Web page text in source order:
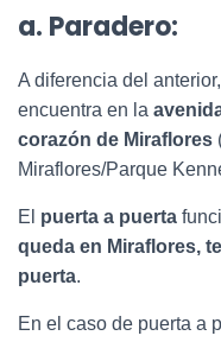
a. Paradero:
A diferencia del
encuentra en la
corazón de Miraflores
Miraflores/Parque
El puerta a puerta
queda en Miraflores,
puerta.
En el caso de puerta a